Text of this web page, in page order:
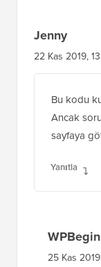
Bu kodu
Ancak
sayfaya
Yanıtla
25 Kas
eklenti